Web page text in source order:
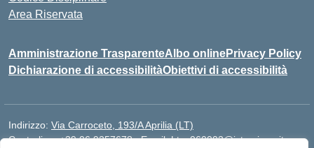
Area Riservata
Amministrazione TrasparenteAlbo onlinePrivacy Policy
Dichiarazione di accessibilitàObiettivi di accessibilità
Indirizzo: Via Carroceto, 193/A Aprilia (LT)
Centralino:+39 06 9257678 Email:Ltps060002@istruzione.it